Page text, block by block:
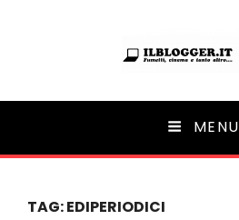
Ilblogger.it
Il portalino di blog | MENU
TAG:EDIPERIODICI